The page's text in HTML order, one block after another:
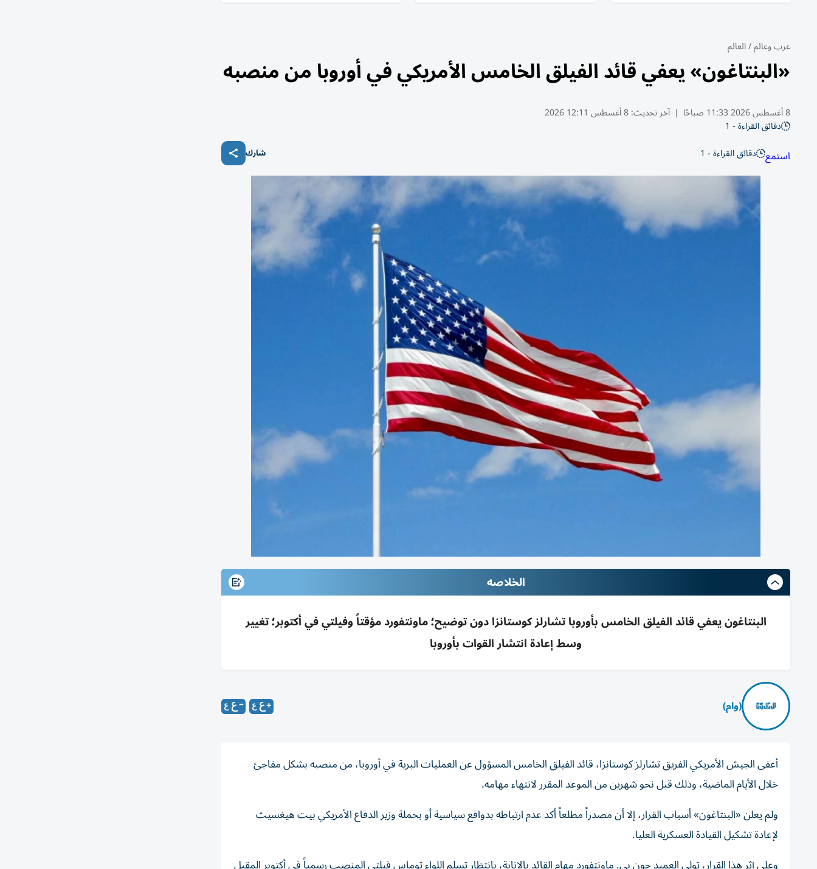
عرب وعالم/العالم
«البنتاغون» يعفي قائد الفيلق الخامس الأمريكي في أوروبا من منصبه
8 أغسطس 2026 11:33 صباحًا | آخر تحديث:8 أغسطس 12:11 2026
دقائق القراءة - 1
استمع دقائق القراءة - 1 شارك
الخلاصه
البنتاغون يعفي قائد الفيلق الخامس بأوروبا تشارلز كوستانزا دون توضيح؛ ماونتفورد مؤقتاً وفيلتي في أكتوبر؛ تغيير
وسط إعادة انتشار القوات بأوروبا
(وام)
أعفى الجيش الأمريكي الفريق تشارلز كوستانزا، قائد الفيلق الخامس المسؤول عن العمليات البرية في أوروبا، من منصبه بشكل مفاجئ
خلال الأيام الماضية، وذلك قبل نحو شهرين من الموعد المقرر لانتهاء مهامه.
ولم يعلن «البنتاغون» أسباب القرار، إلا أن مصدراً مطلعاً أكد عدم ارتباطه بدوافع سياسية أو بحملة وزير الدفاع الأمريكي بيت هيغسيث
لإعادة تشكيل القيادة العسكرية العليا.